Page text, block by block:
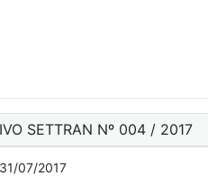
SETTRAN Nº 004 / 2017
31/07/2017